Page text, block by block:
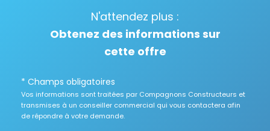
N'attendez plus :
Obtenez des informations sur
cette offre
* Champs obligatoires
Vos informations sont traitées par Compagnons Constructeurs et
transmises à un conseiller commercial qui vous contactera afin
de répondre à votre demande.